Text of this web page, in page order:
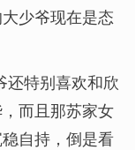
少爷现在是态
还特别喜欢和欣
而且那苏家女
自持，倒是看